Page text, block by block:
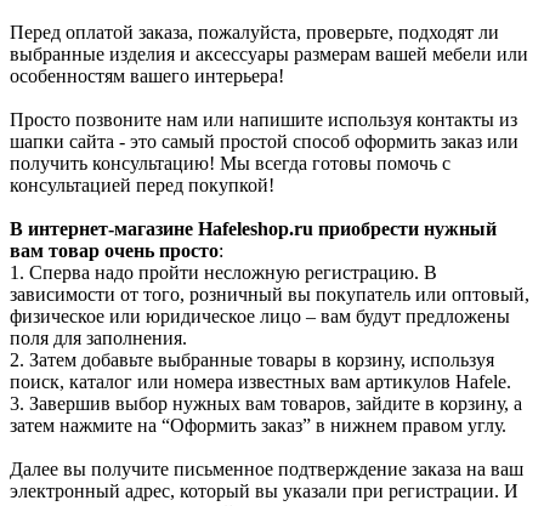
Перед оплатой заказа, пожалуйста, проверьте, подходят ли
выбранные изделия и аксессуары размерам вашей мебели или
особенностям вашего интерьера!
Просто позвоните нам или напишите используя контакты из
шапки сайта - это самый простой способ оформить заказ или
получить консультацию! Мы всегда готовы помочь с
консультацией перед покупкой!
В интернет-магазине Hafeleshop.ru приобрести нужный
вам товар очень просто:
1. Сперва надо пройти несложную регистрацию. В
зависимости от того, розничный вы покупатель или оптовый,
физическое или юридическое лицо – вам будут предложены
поля для заполнения.
2. Затем добавьте выбранные товары в корзину, используя
поиск, каталог или номера известных вам артикулов Hafele.
3. Завершив выбор нужных вам товаров, зайдите в корзину, а
затем нажмите на “Оформить заказ” в нижнем правом углу.
Далее вы получите письменное подтверждение заказа на ваш
электронный адрес, который вы указали при регистрации. И